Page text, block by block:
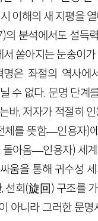
이해의 새 지평을
의 분석에서도 설득
쏟아지는 눈송이
은 좌절의 역사에
없다. 문명 단계
, 저자가 적절히
를 뜻함—인용자)
돌아옴—인용자) 세
움을 통해 귀수성
선회(旋回) 구조를
아니라 그러한 문